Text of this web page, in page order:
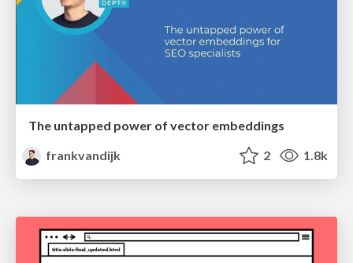
The untapped power of vector embeddings
frankvandijk
2 1.8k